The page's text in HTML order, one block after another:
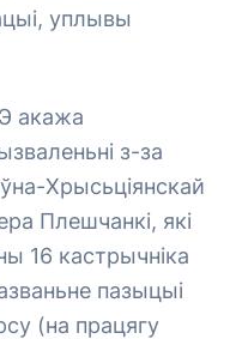
уплывы
акажа
з-за
Хрысьціянскай
Плешчанкі, які
16 кастрычніка
пазыцыі
(на працягу